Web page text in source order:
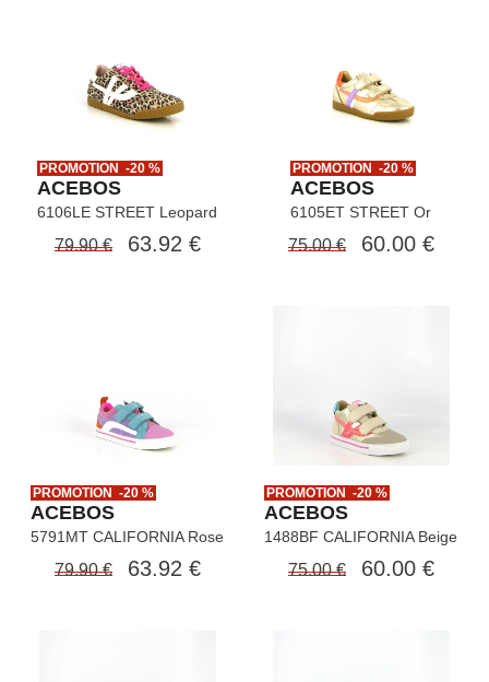
PROMOTION -20 %
ACEBOS
6106LE STREET Leopard
79.90 € 63.92 €
PROMOTION -20 %
ACEBOS
6105ET STREET Or
75.00 € 60.00 €
PROMOTION -20 %
ACEBOS
5791MT CALIFORNIA Rose
79.90 € 63.92 €
PROMOTION -20 %
ACEBOS
1488BF CALIFORNIA Beige
75.00 € 60.00 €